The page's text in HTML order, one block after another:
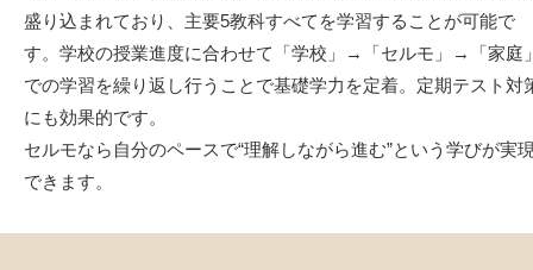
盛り込まれており、主要5教科すべてを学習することが可能で
す。学校の授業進度に合わせて「学校」→「セルモ」→「家庭
での学習を繰り返し行うことで基礎学力を定着。定期テスト対
にも効果的です。
セルモなら自分のペースで“理解しながら進む”という学びが実
できます。